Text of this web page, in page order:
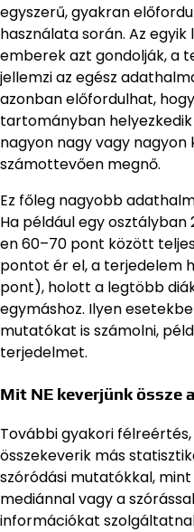
egyszerű, gyakran
használata során. Az
emberek azt gondolják, a
jellemzi az egész
azonban előfordulhat,
tartományban
nagyon nagy vagy
számottevően megnő.
Ez főleg nagyobb
Ha például egy
en 60–70 pont között
pontot ér el, a terjedelem
pont), holott a legtöbb
egymáshoz. Ilyen
mutatókat is számolni,
terjedelmet.
Mit NE keverjünk össze
További gyakori
összekeverik más
szóródási mutatókkal,
mediánnal vagy a
információkat